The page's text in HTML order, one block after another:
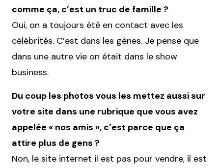
comme ça, c’est un truc de famille ?
Oui, on a toujours été en contact avec les
célébrités. C’est dans les gènes. Je pense que
dans une autre vie on était dans le show
business.
Du coup les photos vous les mettez aussi sur
votre site dans une rubrique que vous avez
appelée « nos amis », c’est parce que ça
attire plus de gens ?
Non, le site internet il est pas pour vendre, il est